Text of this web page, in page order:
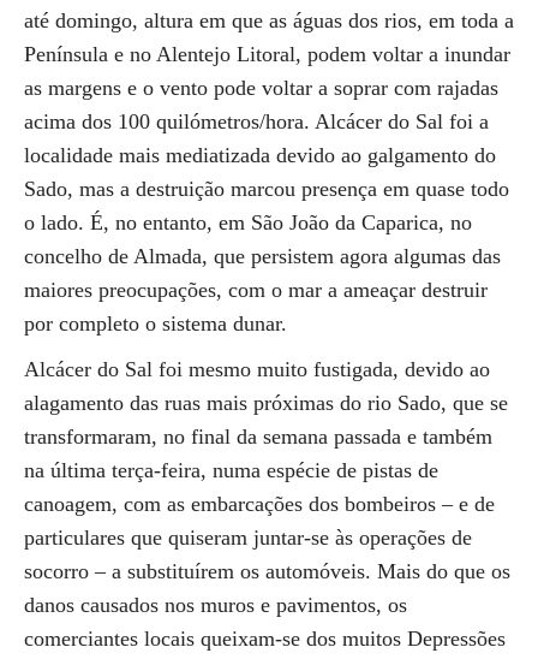
até domingo, altura em que as águas dos rios, em toda a
Península e no Alentejo Litoral, podem voltar a inundar
as margens e o vento pode voltar a soprar com rajadas
acima dos 100 quilómetros/hora. Alcácer do Sal foi a
localidade mais mediatizada devido ao galgamento do
Sado, mas a destruição marcou presença em quase todo
o lado. É, no entanto, em São João da Caparica, no
concelho de Almada, que persistem agora algumas das
maiores preocupações, com o mar a ameaçar destruir
por completo o sistema dunar.
Alcácer do Sal foi mesmo muito fustigada, devido ao
alagamento das ruas mais próximas do rio Sado, que se
transformaram, no final da semana passada e também
na última terça-feira, numa espécie de pistas de
canoagem, com as embarcações dos bombeiros – e de
particulares que quiseram juntar-se às operações de
socorro – a substituírem os automóveis. Mais do que os
danos causados nos muros e pavimentos, os
comerciantes locais queixam-se dos muitos Depressões